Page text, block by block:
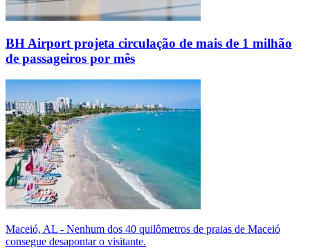
BH Airport projeta circulação de mais de 1 milhão
de passageiros por mês
Maceió, AL - Nenhum dos 40 quilômetros de praias de Maceió
consegue desapontar o visitante.